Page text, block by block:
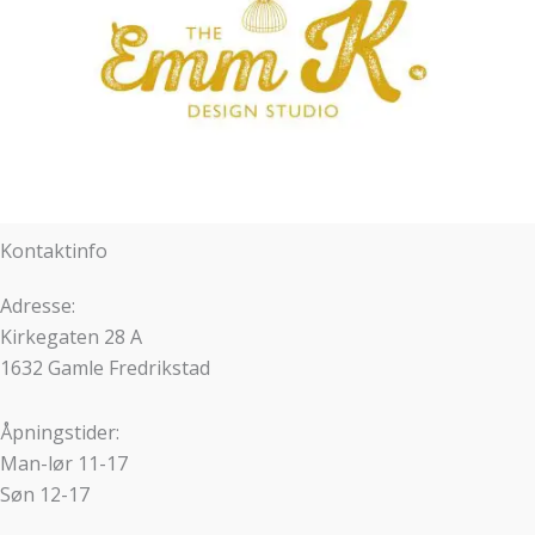
Kontaktinfo
Adresse:
Kirkegaten 28 A
1632 Gamle Fredrikstad
Åpningstider:
Man-lør 11-17
Søn 12-17